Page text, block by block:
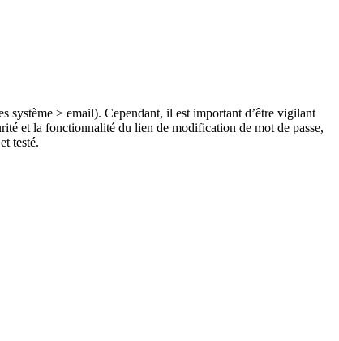
système > email). Cependant, il est important d’être vigilant
et la fonctionnalité du lien de modification de mot de passe,
testé.